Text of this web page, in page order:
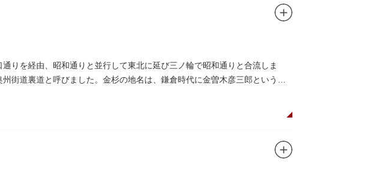
りを経由、昭和通りと並行して東北に延び三ノ輪で昭和通りと合流しま
街道裏道と呼びました。金杉の地名は、鎌倉時代に金曽木彦三郎という人